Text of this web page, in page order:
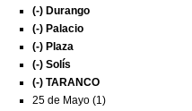
(-) Durango
(-) Palacio
(-) Plaza
(-) Solís
(-) TARANCO
25 de Mayo (1)